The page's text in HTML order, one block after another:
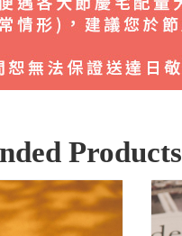
Products